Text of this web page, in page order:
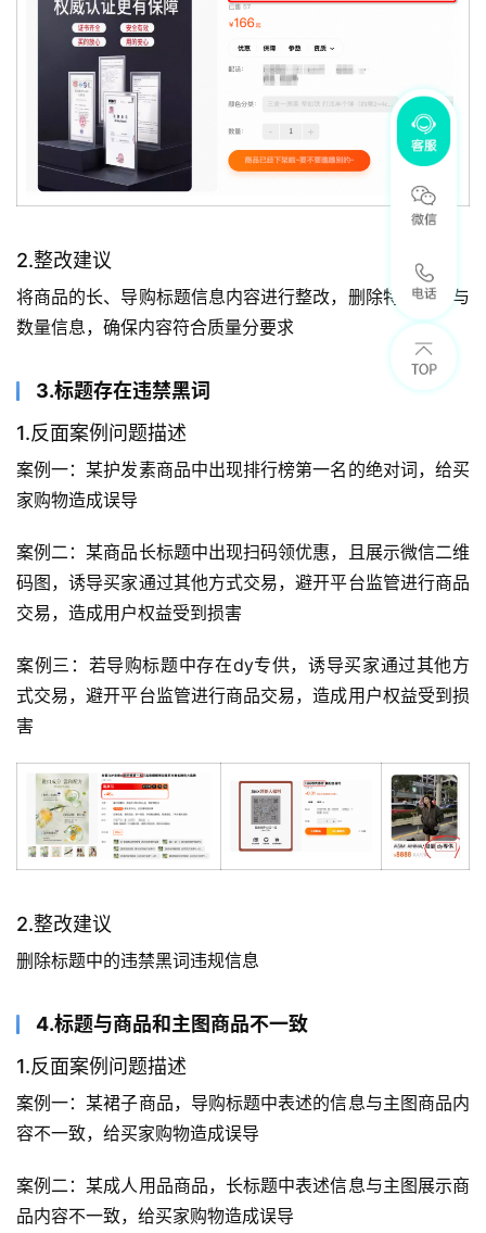
2.整改建议
将商品的长、导购标题信息内容进行整改，删除特殊符合与
数量信息，确保内容符合质量分要求
3.标题存在违禁黑词
1.反面案例问题描述
案例一：某护发素商品中出现排行榜第一名的绝对词，给买
家购物造成误导
案例二：某商品长标题中出现扫码领优惠，且展示微信二维
码图，诱导买家通过其他方式交易，避开平台监管进行商品
交易，造成用户权益受到损害
案例三：若导购标题中存在dy专供，诱导买家通过其他方
式交易，避开平台监管进行商品交易，造成用户权益受到损
害
2.整改建议
删除标题中的违禁黑词违规信息
4.标题与商品和主图商品不一致
1.反面案例问题描述
案例一：某裙子商品，导购标题中表述的信息与主图商品内
容不一致，给买家购物造成误导
案例二：某成人用品商品，长标题中表述信息与主图展示商
品内容不一致，给买家购物造成误导